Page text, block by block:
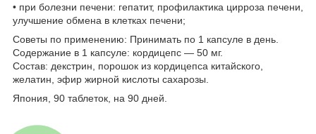
• при болезни печени: гепатит, профилактика цирроза печени,
улучшение обмена в клетках печени;
Советы по применению: Принимать по 1 капсуле в день.
Содержание в 1 капсуле: кордицепс — 50 мг.
Состав: декстрин, порошок из кордицепса китайского,
желатин, эфир жирной кислоты сахарозы.
Япония, 90 таблеток, на 90 дней.